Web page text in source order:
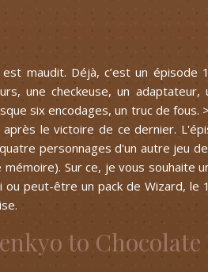
maudit. Déjà, c’est un épisode
une checkeuse, un
six encodages, un truc de fous.
le victoire de ce dernier.
personnages d'un autre jeu
Sur ce, je vous
ou peut-être un pack de Wizard,
to Chocolate